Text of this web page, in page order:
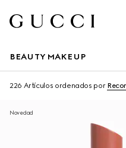
BEAUTY MAKEUP
226 Artículos ordenados por
Novedad